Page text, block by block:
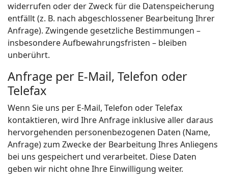
widerrufen oder der Zweck für die Datenspeicherung
entfällt (z. B. nach abgeschlossener Bearbeitung Ihrer
Anfrage). Zwingende gesetzliche Bestimmungen –
insbesondere Aufbewahrungsfristen – bleiben
unberührt.
Anfrage per E-Mail, Telefon oder
Telefax
Wenn Sie uns per E-Mail, Telefon oder Telefax
kontaktieren, wird Ihre Anfrage inklusive aller daraus
hervorgehenden personenbezogenen Daten (Name,
Anfrage) zum Zwecke der Bearbeitung Ihres Anliegens
bei uns gespeichert und verarbeitet. Diese Daten
geben wir nicht ohne Ihre Einwilligung weiter.